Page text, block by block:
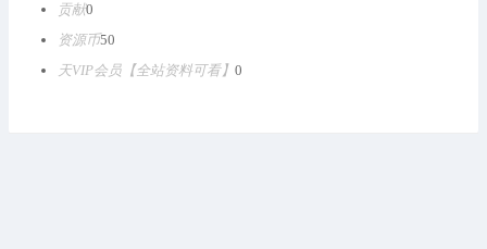
贡献0
资源币50
天VIP会员【全站资料可看】 0